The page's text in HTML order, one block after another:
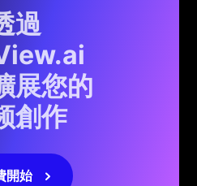
過
展您的
創作
開始